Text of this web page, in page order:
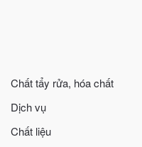
Chất tẩy rửa, hóa chất
Dịch vụ
Chất liệu